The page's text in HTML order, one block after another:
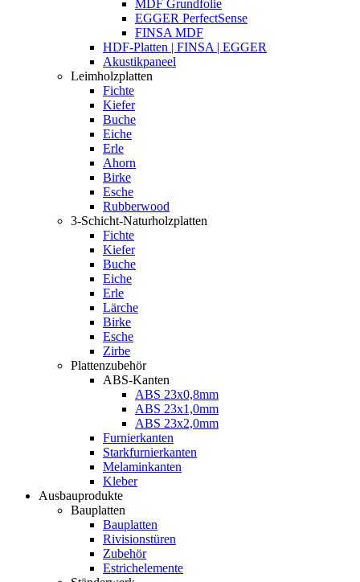
MDF Grundfolie
EGGER PerfectSense
FINSA MDF
HDF-Platten | FINSA | EGGER
Akustikpaneel
Leimholzplatten
Fichte
Kiefer
Buche
Eiche
Erle
Ahorn
Birke
Esche
Rubberwood
3-Schicht-Naturholzplatten
Fichte
Kiefer
Buche
Eiche
Erle
Lärche
Birke
Esche
Zirbe
Plattenzubehör
ABS-Kanten
ABS 23x0,8mm
ABS 23x1,0mm
ABS 23x2,0mm
Furnierkanten
Starkfurnierkanten
Melaminkanten
Kleber
Ausbauprodukte
Bauplatten
Bauplatten
Rivisionstüren
Zubehör
Estrichelemente